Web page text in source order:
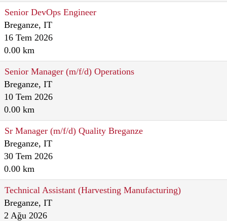
Senior DevOps Engineer
Breganze, IT
16 Tem 2026
0.00 km
Senior Manager (m/f/d) Operations
Breganze, IT
10 Tem 2026
0.00 km
Sr Manager (m/f/d) Quality Breganze
Breganze, IT
30 Tem 2026
0.00 km
Technical Assistant (Harvesting Manufacturing)
Breganze, IT
2 Ağu 2026